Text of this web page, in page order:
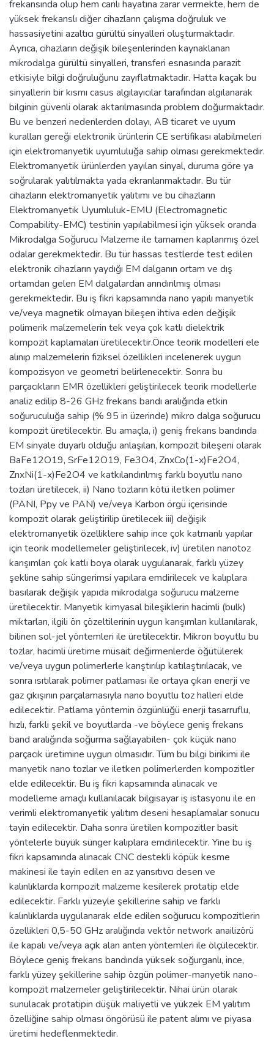
frekansında olup hem canlı hayatına zarar vermekte, hem de
yüksek frekanslı diğer cihazların çalışma doğruluk ve
hassasiyetini azaltıcı gürültü sinyalleri oluşturmaktadır.
Ayrıca, cihazların değişik bileşenlerinden kaynaklanan
mikrodalga gürültü sinyalleri, transferi esnasında parazit
etkisiyle bilgi doğruluğunu zayıflatmaktadır. Hatta kaçak bu
sinyallerin bir kısmı casus algılayıcılar tarafından algılanarak
bilginin güvenli olarak aktarılmasında problem doğurmaktadır.
Bu ve benzeri nedenlerden dolayı, AB ticaret ve uyum
kuralları gereği elektronik ürünlerin CE sertifikası alabilmeleri
için elektromanyetik uyumluluğa sahip olması gerekmektedir.
Elektromanyetik ürünlerden yayılan sinyal, duruma göre ya
soğrularak yalıtılmakta yada ekranlanmaktadır. Bu tür
cihazların elektromanyetik yalıtımı ve bu cihazların
Elektromanyetik Uyumluluk-EMU (Electromagnetic
Compability-EMC) testinin yapılabilmesi için yüksek oranda
Mikrodalga Soğurucu Malzeme ile tamamen kaplanmış özel
odalar gerekmektedir. Bu tür hassas testlerde test edilen
elektronik cihazların yaydığı EM dalganın ortam ve dış
ortamdan gelen EM dalgalardan arındırılmış olması
gerekmektedir. Bu iş fikri kapsamında nano yapılı manyetik
ve/veya magnetik olmayan bileşen ihtiva eden değişik
polimerik malzemelerin tek veya çok katlı dielektrik
kompozit kaplamaları üretilecektir.Önce teorik modelleri ele
alınıp malzemelerin fiziksel özellikleri incelenerek uygun
kompozisyon ve geometri belirlenecektir. Sonra bu
parçacıkların EMR özellikleri geliştirilecek teorik modellerle
analiz edilip 8-26 GHz frekans bandı aralığında etkin
soğuruculuğa sahip (% 95 in üzerinde) mikro dalga soğurucu
kompozit üretilecektir. Bu amaçla, i) geniş frekans bandında
EM sinyale duyarlı olduğu anlaşılan, kompozit bileşeni olarak
BaFe12O19, SrFe12O19, Fe3O4, ZnxCo(1-x)Fe2O4,
ZnxNi(1-x)Fe2O4 ve katkılandırılmış farklı boyutlu nano
tozları üretilecek, ii) Nano tozların kötü iletken polimer
(PANI, Ppy ve PAN) ve/veya Karbon örgü içerisinde
kompozit olarak geliştirilip üretilecek iii) değişik
elektromanyetik özelliklere sahip ince çok katmanlı yapılar
için teorik modellemeler geliştirilecek, iv) üretilen nanotoz
karışımları çok katlı boya olarak uygulanarak, farklı yüzey
şekline sahip süngerimsi yapılara emdirilecek ve kalıplara
basılarak değişik yapıda mikrodalga soğurucu malzeme
üretilecektir. Manyetik kimyasal bileşiklerin hacimli (bulk)
miktarları, ilgili ön çözeltilerinin uygun karışımları kullanılarak,
bilinen sol-jel yöntemleri ile üretilecektir. Mikron boyutlu bu
tozlar, hacimli üretime müsait değirmenlerde öğütülerek
ve/veya uygun polimerlerle karıştırılıp katılaştırılacak, ve
sonra ısıtılarak polimer patlaması ile ortaya çıkan enerji ve
gaz çıkışının parçalamasıyla nano boyutlu toz halleri elde
edilecektir. Patlama yöntemin özgünlüğü enerji tasarruflu,
hızlı, farklı şekil ve boyutlarda -ve böylece geniş frekans
band aralığında soğurma sağlayabilen- çok küçük nano
parçacık üretimine uygun olmasıdır. Tüm bu bilgi birikimi ile
manyetik nano tozlar ve iletken polimerlerden kompozitler
elde edilecektir. Bu iş fikri kapsamında alınacak ve
modelleme amaçlı kullanılacak bilgisayar iş istasyonu ile en
verimli elektromanyetik yalıtım deseni hesaplamalar sonucu
tayin edilecektir. Daha sonra üretilen kompozitler basit
yöntelerle büyük sünger kalıplara emdirilecektir. Yine bu iş
fikri kapsamında alınacak CNC destekli köpük kesme
makinesi ile tayin edilen en az yansıtıvcı desen ve
kalınlıklarda kompozit malzeme kesilerek protatip elde
edilecektir. Farklı yüzeyle şekillerine sahip ve farklı
kalınlıklarda uygulanarak elde edilen soğurucu kompozitlerin
özellikleri 0,5-50 GHz aralığında vektör network anailizörü
ile kapalı ve/veya açık alan anten yöntemleri ile ölçülecektir.
Böylece geniş frekans bandında yüksek soğurganlı, ince,
farklı yüzey şekillerine sahip özgün polimer-manyetik nano-
kompozit malzemeler geliştirilecektir. Nihai ürün olarak
sunulacak protatipin düşük maliyetli ve yükzek EM yalıtım
özelliğine sahip olması öngörüsü ile patent alımı ve piyasa
üretimi hedeflenmektedir.